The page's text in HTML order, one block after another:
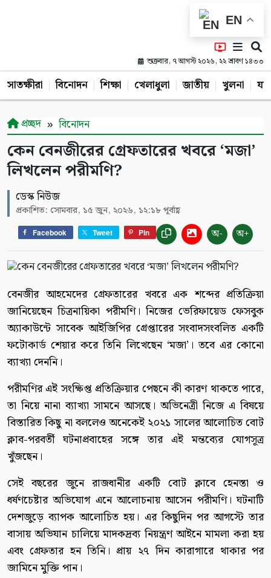
EN
শুক্রবার, ৭ আগস্ট ২০২৬, ২২ শ্রাবণ ১৪৩৩
সাতক্ষীরা বিনোদন শিক্ষা খেলাধুলা জাতীয় খুলনা
প্রচ্ছদ বিনোদন
কেন বেনজীরের গ্রেফতারের খবরে ‘মজা’
লিখলেন পরীমণি?
ডেস্ক নিউজ
প্রকাশিত: সোমবার, ১৫ জুন, ২০২৬, ১২:১৮ পূর্বাহ্ণ
Facebook Tweet Pin অ- অ+
বেনজীর আহমেদের গ্রেফতারের খবরে এক শব্দের প্রতিক্রিয়া
জানিয়েছেন চিত্রনায়িকা পরীমণি। নিজের ভেরিফায়েড ফেসবুক
অ্যাকাউন্টে সাবেক আইজিপির গ্রেপ্তারের সংবাদসংবলিত একটি
ফটোকার্ড শেয়ার করে তিনি লিখেছেন ‘মজা’। তবে এর কোনো
ব্যাখ্যা দেননি।
পরীমণির এই সংক্ষিপ্ত প্রতিক্রিয়ার পেছনে কী কারণ থাকতে পারে,
তা নিয়ে নানা ব্যাখ্যা সামনে আসছে। অভিনেত্রী নিজে এ বিষয়ে
বিস্তারিত কিছু না বললেও অনেকেই ২০২১ সালের আলোচিত বোট
ক্লাব-পরবর্তী ঘটনাপ্রবাহের সঙ্গে তার এই মন্তব্যের যোগসূত্র
খুঁজছেন।
সেই বছরের জুনে রাজধানীর একটি বোট ক্লাবে হেনস্তা ও
ধর্ষণচেষ্টার অভিযোগ এনে আলোচনায় আসেন পরীমণি। ঘটনাটি
দেশজুড়ে ব্যাপক আলোচিত হয়। এর কিছুদিন পর আগস্টে তার
বাসায় অভিযান চালিয়ে মাদকদ্রব্য নিয়ন্ত্রণ আইনে মামলা করা হয়
এবং গ্রেফতার হন তিনি। প্রায় ২৭ দিন কারাগারে থাকার পর
জামিনে মুক্তি পান।